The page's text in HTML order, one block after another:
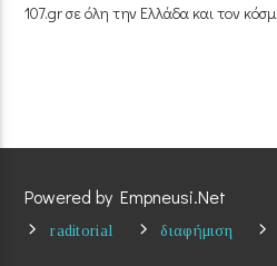
107.gr σε όλη την Ελλάδα και τον
Powered by Empneusi.Net
raditorial διαφήμιση